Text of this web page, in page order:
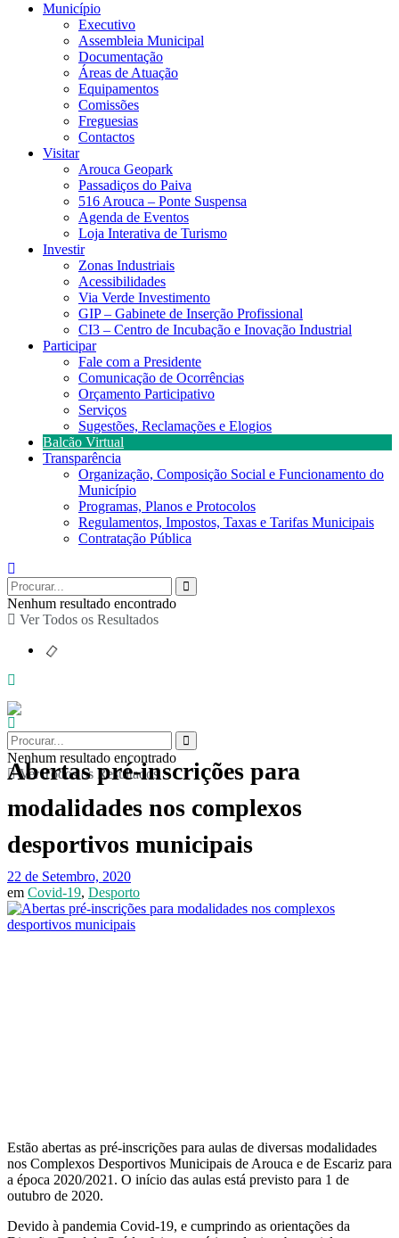
Município
Executivo
Assembleia Municipal
Documentação
Áreas de Atuação
Equipamentos
Comissões
Freguesias
Contactos
Visitar
Arouca Geopark
Passadiços do Paiva
516 Arouca – Ponte Suspensa
Agenda de Eventos
Loja Interativa de Turismo
Investir
Zonas Industriais
Acessibilidades
Via Verde Investimento
GIP – Gabinete de Inserção Profissional
CI3 – Centro de Incubação e Inovação Industrial
Participar
Fale com a Presidente
Comunicação de Ocorrências
Orçamento Participativo
Serviços
Sugestões, Reclamações e Elogios
Balcão Virtual
Transparência
Organização, Composição Social e Funcionamento do
Município
Programas, Planos e Protocolos
Regulamentos, Impostos, Taxas e Tarifas Municipais
Contratação Pública
Nenhum resultado encontrado
Ver Todos os Resultados
Nenhum resultado encontrado
Ver Todos os Resultados
Abertas pré-inscrições para
modalidades nos complexos
desportivos municipais
22 de Setembro, 2020
em Covid-19, Desporto
Estão abertas as pré-inscrições para aulas de diversas modalidades
nos Complexos Desportivos Municipais de Arouca e de Escariz para
a época 2020/2021. O início das aulas está previsto para 1 de
outubro de 2020.
Devido à pandemia Covid-19, e cumprindo as orientações da